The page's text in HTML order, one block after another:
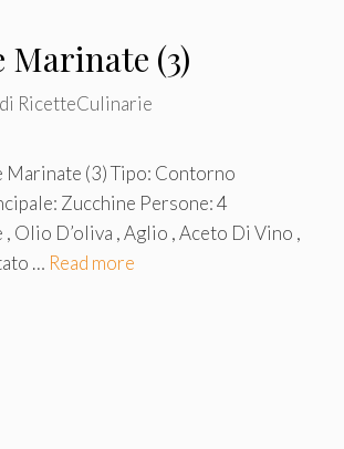
Marinate (3)
di RicetteCulinarie
Marinate (3) Tipo: Contorno
Zucchine Persone: 4
Olio D’oliva , Aglio , Aceto Di Vino ,
… Read more